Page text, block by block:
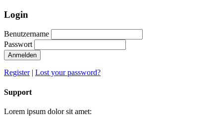
Login
Benutzername
Passwort
Anmelden
Register| Lost your password?
Support
Lorem ipsum dolor sit amet: